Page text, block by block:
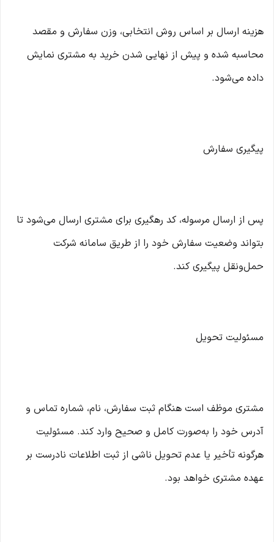
هزینه ارسال بر اساس روش انتخابی، وزن سفارش و مقصد
محاسبه شده و پیش از نهایی شدن خرید به مشتری نمایش
داده می‌شود.
پیگیری سفارش
پس از ارسال مرسوله، کد رهگیری برای مشتری ارسال می‌شود تا
بتواند وضعیت سفارش خود را از طریق سامانه شرکت
حمل‌ونقل پیگیری کند.
مسئولیت تحویل
مشتری موظف است هنگام ثبت سفارش، نام، شماره تماس و
آدرس خود را به‌صورت کامل و صحیح وارد کند. مسئولیت
هرگونه تأخیر یا عدم تحویل ناشی از ثبت اطلاعات نادرست بر
عهده مشتری خواهد بود.